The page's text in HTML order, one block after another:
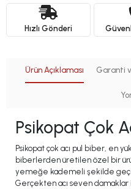
Hızlı Gönderi
Ürün Açıklaması Garanti
Psikopat Çok
Psikopat çok acı pul biber, en
biberlerden üretilen özel bir
yemeğe kademeli şekilde
Gerçekten acı seven